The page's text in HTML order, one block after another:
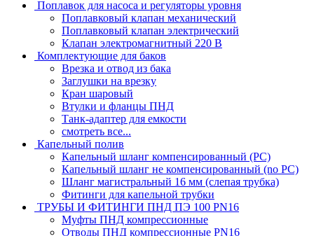
Поплавок для насоса и регуляторы уровня
Поплавковый клапан механический
Поплавковый клапан электрический
Клапан электромагнитный 220 В
Комплектующие для баков
Врезка и отвод из бака
Заглушки на врезку
Кран шаровый
Втулки и фланцы ПНД
Танк-адаптер для емкости
смотреть все...
Капельный полив
Капельный шланг компенсированный (PC)
Капельный шланг не компенсированный (no PC)
Шланг магистральный 16 мм (слепая трубка)
Фитинги для капельной трубки
ТРУБЫ И ФИТИНГИ ПНД ПЭ 100 PN16
Муфты ПНД компрессионные
Отводы ПНД компрессионные PN16